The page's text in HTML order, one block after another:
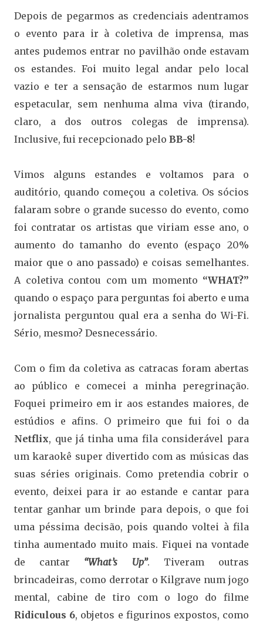
Depois de pegarmos as credenciais adentramos
o evento para ir à coletiva de imprensa, mas
antes pudemos entrar no pavilhão onde estavam
os estandes. Foi muito legal andar pelo local
vazio e ter a sensação de estarmos num lugar
espetacular, sem nenhuma alma viva (tirando,
claro, a dos outros colegas de imprensa).
Inclusive, fui recepcionado pelo BB-8!
Vimos alguns estandes e voltamos para o
auditório, quando começou a coletiva. Os sócios
falaram sobre o grande sucesso do evento, como
foi contratar os artistas que viriam esse ano, o
aumento do tamanho do evento (espaço 20%
maior que o ano passado) e coisas semelhantes.
A coletiva contou com um momento “WHAT?”
quando o espaço para perguntas foi aberto e uma
jornalista perguntou qual era a senha do Wi-Fi.
Sério, mesmo? Desnecessário.
Com o fim da coletiva as catracas foram abertas
ao público e comecei a minha peregrinação.
Foquei primeiro em ir aos estandes maiores, de
estúdios e afins. O primeiro que fui foi o da
Netflix, que já tinha uma fila considerável para
um karaokê super divertido com as músicas das
suas séries originais. Como pretendia cobrir o
evento, deixei para ir ao estande e cantar para
tentar ganhar um brinde para depois, o que foi
uma péssima decisão, pois quando voltei à fila
tinha aumentado muito mais. Fiquei na vontade
de cantar “What’s Up”. Tiveram outras
brincadeiras, como derrotar o Kilgrave num jogo
mental, cabine de tiro com o logo do filme
Ridiculous 6, objetos e figurinos expostos, como